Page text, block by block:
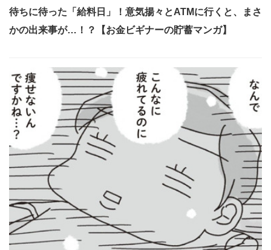
待ちに待った「給料日」！意気揚々とATMに行くと、まさ
かの出来事が…！？【お金ビギナーの貯蓄マンガ】